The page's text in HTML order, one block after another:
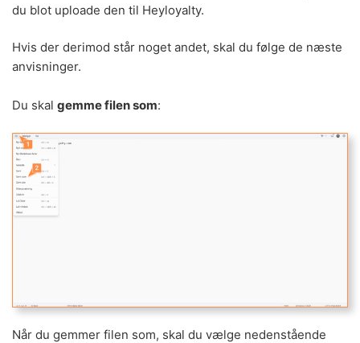
du blot uploade den til Heyloyalty.
Hvis der derimod står noget andet, skal du følge de næste
anvisninger.
Du skal gemme filen som:
Når du gemmer filen som, skal du vælge nedenstående